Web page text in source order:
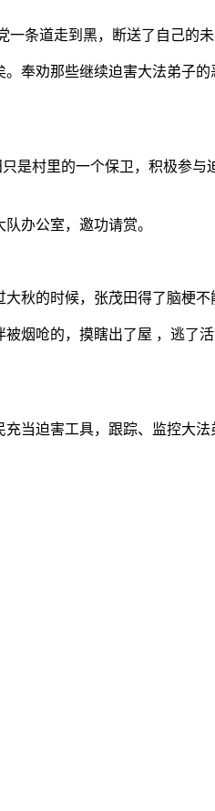
条道走到黑，断送了自己的未
奉劝那些继续迫害大法弟子
是村里的一个保卫，积极参
办公室，邀功请赏。
秋的时候，张茂田得了脑梗不
烟呛的，摸瞎出了屋 ，逃了
当迫害工具，跟踪、监控大